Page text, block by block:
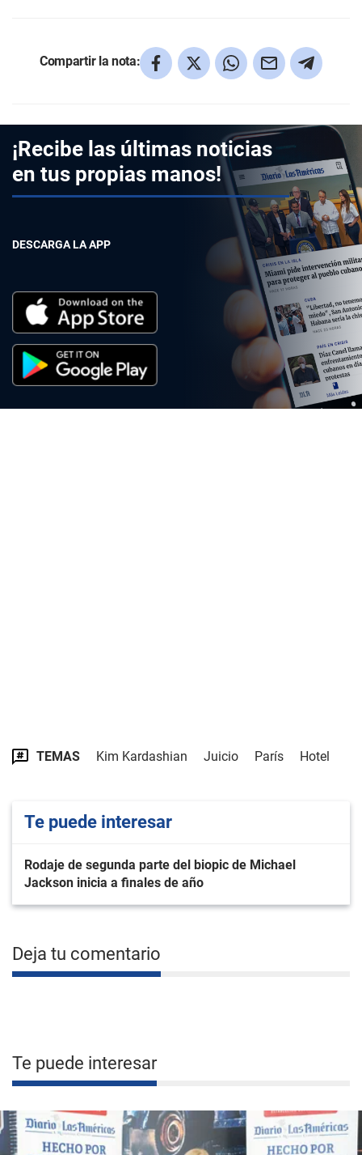
Compartir la nota:
¡Recibe las últimas noticias
en tus propias manos!
DESCARGA LA APP
TEMAS Kim Kardashian Juicio París Hotel
Te puede interesar
Rodaje de segunda parte del biopic de Michael
Jackson inicia a finales de año
Deja tu comentario
Te puede interesar